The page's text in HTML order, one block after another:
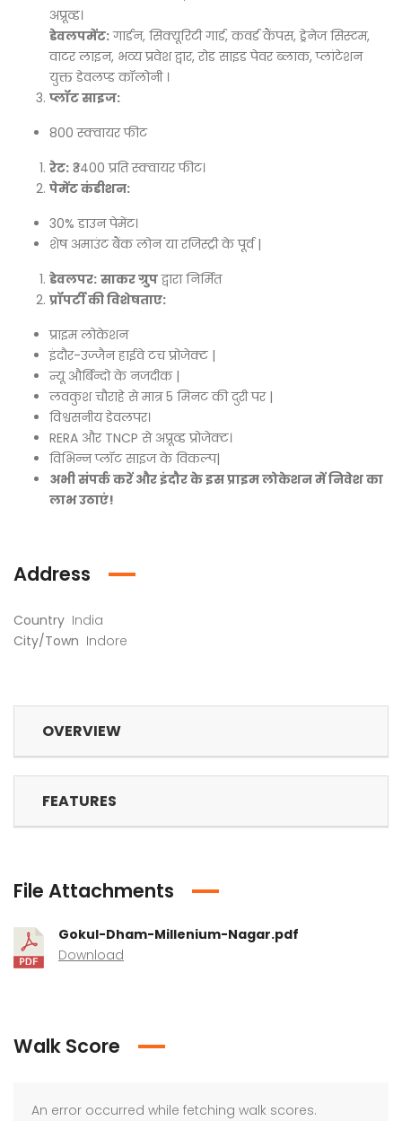
अप्रूव्ड।
डेवलपमेंट:गार्डन, सिक्यूरिटी गार्ड, कवर्ड कैंपस, ड्रेनेज सिस्टम,
वाटर लाइन, भव्य प्रवेश द्वार, रोड साइड पेवर ब्लाक, प्लांटेशन
युक्त डेवलप्ड कॉलोनी ।
प्लॉट साइज:
800 स्क्वायर फीट
रेट: ₹3400 प्रति स्क्वायर फीट।
पेमेंट कंडीशन:
30% डाउन पेमेंट।
शेष अमाउंट बैंक लोन या रजिस्ट्री के पूर्व |
डेवलपर: साकर ग्रुपद्वारा निर्मित
प्रॉपर्टी की विशेषताए:
प्राइम लोकेशन
इंदौर-उज्जैन हाईवे टच प्रोजेक्ट |
न्यू और्बिन्दो के नजदीक |
लवकुश चौराहे से मात्र 5 मिनट की दुरी पर |
विश्वसनीय डेवलपर।
RERA और TNCP से अप्रूव्ड प्रोजेक्ट।
विभिन्न प्लॉट साइज के विकल्प|
अभी संपर्क करें और इंदौर के इस प्राइम लोकेशन में निवेश का
लाभ उठाएं!
Address
Country India
City/Town Indore
OVERVIEW
FEATURES
File Attachments
Gokul-Dham-Millenium-Nagar.pdf
Download
Walk Score
An error occurred while fetching walk scores.